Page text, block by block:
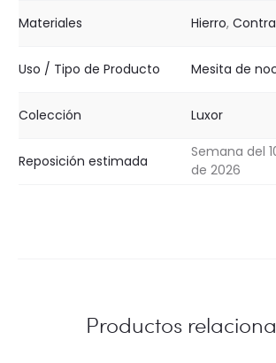
Materiales Hierro,
Uso / Tipo de Producto Mesita de
Colección Luxor
Reposición estimada
Semana del
de 2026
Productos